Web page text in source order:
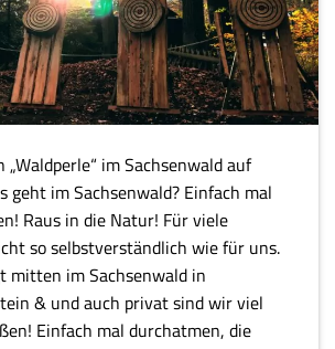
„Waldperle“ im Sachsenwald auf
geht im Sachsenwald? Einfach mal
Raus in die Natur! Für viele
so selbstverständlich wie für uns.
mitten im Sachsenwald in
& und auch privat sind wir viel
Einfach mal durchatmen, die